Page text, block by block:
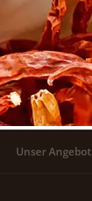
Unser Angebot